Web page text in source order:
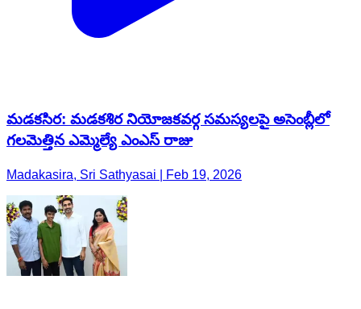
మడకసిర: మడకశిర నియోజకవర్గ సమస్యలపై అసెంబ్లీలో
గలమెత్తిన ఎమ్మెల్యే ఎంఎస్ రాజు
Madakasira, Sri Sathyasai | Feb 19, 2026